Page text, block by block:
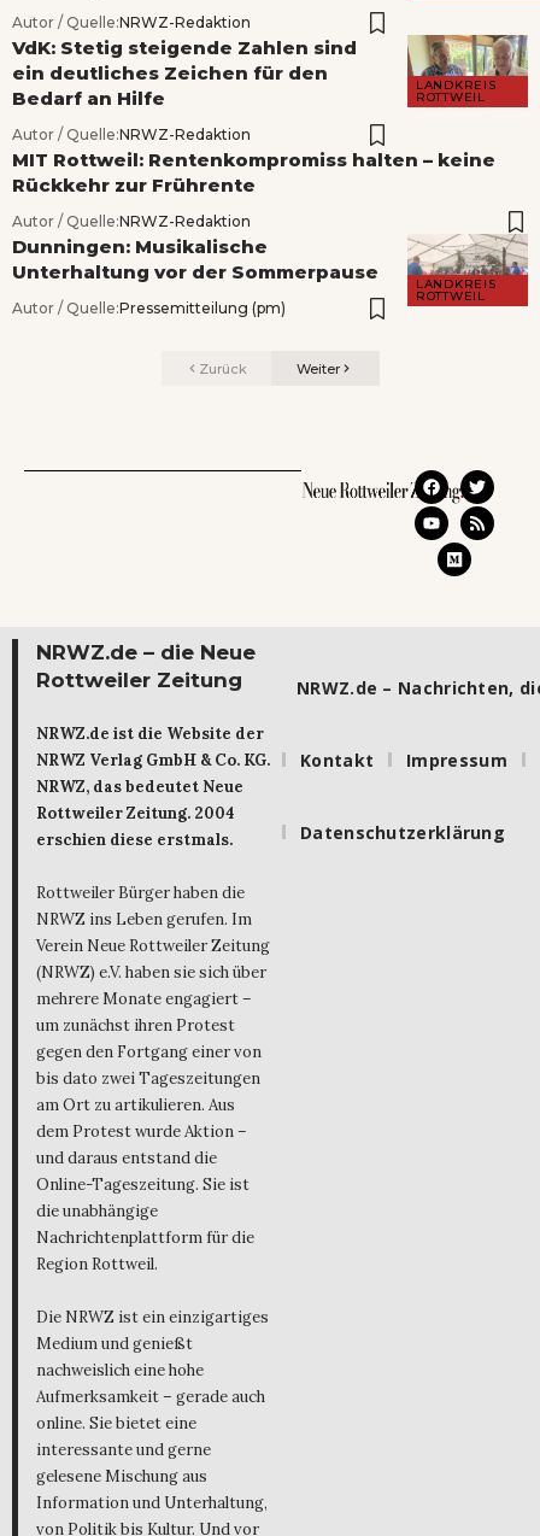
Autor / Quelle:NRWZ-Redaktion
LANDKREIS
ROTTWEIL
VdK: Stetig steigende Zahlen sind
ein deutliches Zeichen für den
Bedarf an Hilfe
Autor / Quelle:NRWZ-Redaktion
MIT Rottweil: Rentenkompromiss halten – keine
Rückkehr zur Frührente
Autor / Quelle:NRWZ-Redaktion
LANDKREIS
ROTTWEIL
Dunningen: Musikalische
Unterhaltung vor der Sommerpause
Autor / Quelle:Pressemitteilung (pm)
Zurück Weiter
NRWZ.de – die Neue
Rottweiler Zeitung
NRWZ.de ist die Website der
NRWZ Verlag GmbH & Co. KG.
NRWZ, das bedeutet Neue
Rottweiler Zeitung. 2004
erschien diese erstmals.
Rottweiler Bürger haben die
NRWZ ins Leben gerufen. Im
Verein Neue Rottweiler Zeitung
(NRWZ) e.V. haben sie sich über
mehrere Monate engagiert –
um zunächst ihren Protest
gegen den Fortgang einer von
bis dato zwei Tageszeitungen
am Ort zu artikulieren. Aus
dem Protest wurde Aktion –
und daraus entstand die
Online-Tageszeitung. Sie ist
die unabhängige
Nachrichtenplattform für die
Region Rottweil.
Die NRWZ ist ein einzigartiges
Medium und genießt
nachweislich eine hohe
Aufmerksamkeit – gerade auch
online. Sie bietet eine
interessante und gerne
gelesene Mischung aus
Information und Unterhaltung,
von Politik bis Kultur. Und vor
NRWZ.de – Nachrichten,
Kontakt Impressum
Datenschutzerklärung